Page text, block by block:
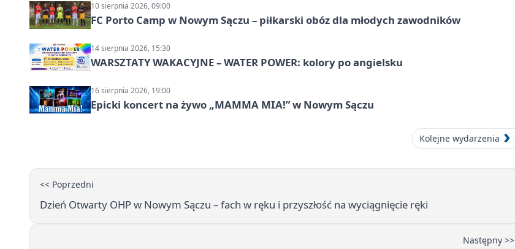
10 sierpnia 2026, 09:00
FC Porto Camp w Nowym Sączu – piłkarski obóz dla młodych zawodników
14 sierpnia 2026, 15:30
WARSZTATY WAKACYJNE – WATER POWER: kolory po angielsku
16 sierpnia 2026, 19:00
Epicki koncert na żywo „MAMMA MIA!” w Nowym Sączu
Kolejne wydarzenia
<< Poprzedni
Dzień Otwarty OHP w Nowym Sączu – fach w ręku i przyszłość na wyciągnięcie ręki
Następny >>